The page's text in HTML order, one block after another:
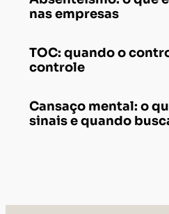
nas empresas
TOC: quando o
controle
Cansaço mental: o
sinais e quando